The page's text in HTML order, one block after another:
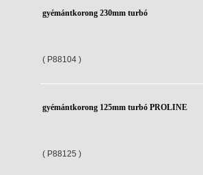
gyémántkorong 230mm turbó
( P88104 )
gyémántkorong 125mm turbó PROLINE
( P88125 )